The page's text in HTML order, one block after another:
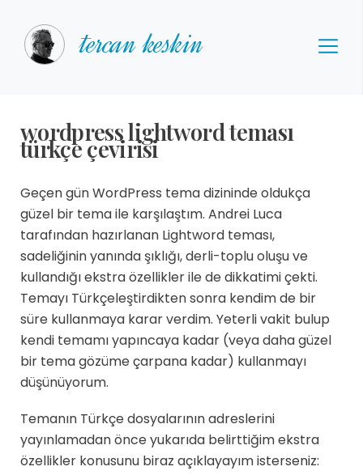
tercan keskin
wordpress lightword teması
türkçe çevirisi
Geçen gün WordPress tema dizininde oldukça
güzel bir tema ile karşılaştım. Andrei Luca
tarafından hazırlanan Lightword teması,
sadeliğinin yanında şıklığı, derli-toplu oluşu ve
kullandığı ekstra özellikler ile de dikkatimi çekti.
Temayı Türkçeleştirdikten sonra kendim de bir
süre kullanmaya karar verdim. Yeterli vakit bulup
kendi temamı yapıncaya kadar (veya daha güzel
bir tema gözüme çarpana kadar) kullanmayı
düşünüyorum.
Temanın Türkçe dosyalarının adreslerini
yayınlamadan önce yukarıda belirttiğim ekstra
özellikler konusunu biraz açıklayayım isterseniz: